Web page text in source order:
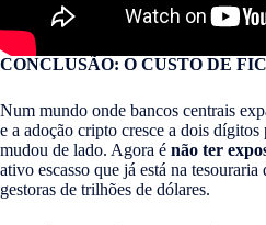
CONCLUSÃO: O CUSTO DE
Num mundo onde bancos centrais
e a adoção cripto cresce a dois
mudou de lado. Agora é não ter
ativo escasso que já está na tesouraria
gestoras de trilhões de dólares.